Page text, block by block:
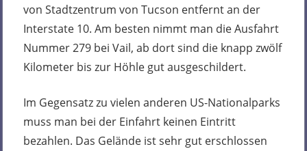
von Stadtzentrum von Tucson entfernt an der
Interstate 10. Am besten nimmt man die Ausfahrt
Nummer 279 bei Vail, ab dort sind die knapp zwölf
Kilometer bis zur Höhle gut ausgeschildert.
Im Gegensatz zu vielen anderen US-Nationalparks
muss man bei der Einfahrt keinen Eintritt
bezahlen. Das Gelände ist sehr gut erschlossen